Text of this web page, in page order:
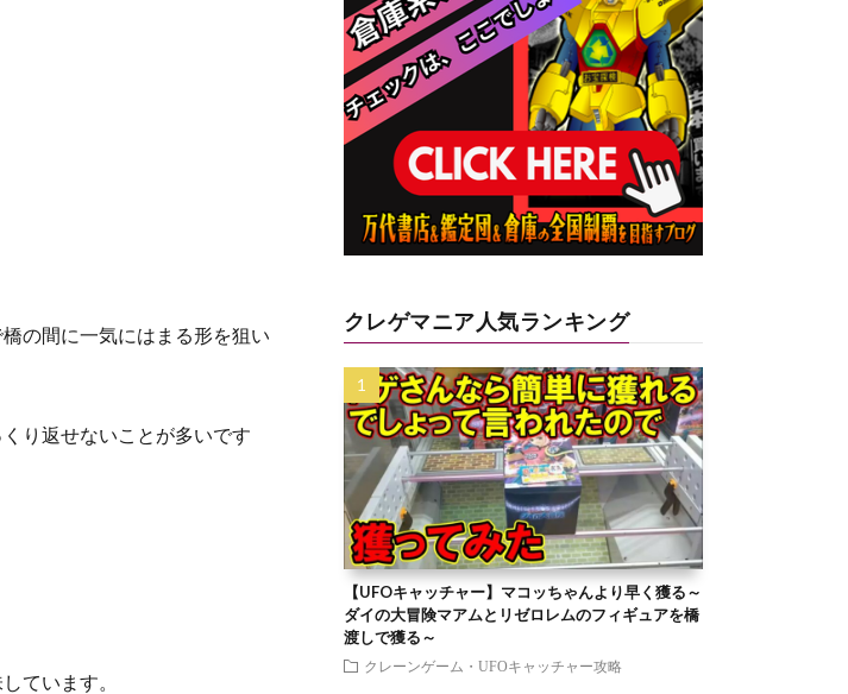
の間に一気にはまる形を狙い
り返せないことが多いです
ています。
クレゲマニア人気ランキング
【UFOキャッチャー】マコッちゃんより早く獲る～
ダイの大冒険マアムとリゼロレムのフィギュアを橋
渡しで獲る～
クレーンゲーム・UFOキャッチャー攻略